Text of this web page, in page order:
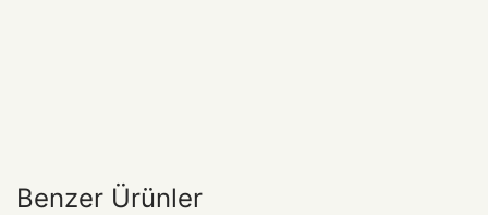
Benzer Ürünler